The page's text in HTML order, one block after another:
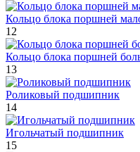
Кольцо блока поршней
12
Кольцо блока поршней
13
Роликовый подшипник
14
Игольчатый подшипник
15